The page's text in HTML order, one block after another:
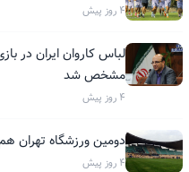
4 روز پیش
لباس کاروان ایران در
مشخص شد
4 روز پیش
دومین ورزشگاه تهران
4 روز پیش